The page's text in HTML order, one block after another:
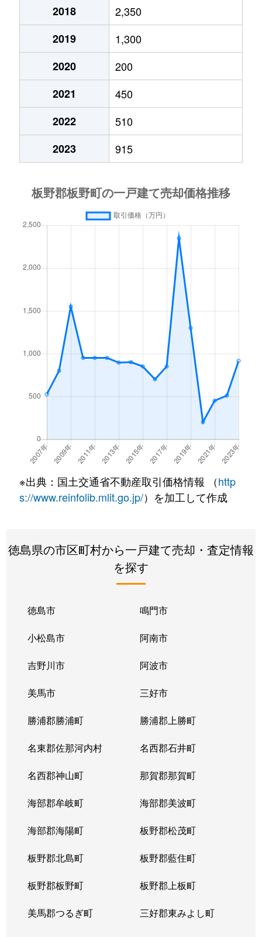
2018
2,350
2019
1,300
2020
200
2021
450
2022
510
2023
915
※出典：国土交通省不動産取引価格情報 （http
s://www.reinfolib.mlit.go.jp/）を加工して作成
徳島県の市区町村から一戸建て売却・査定情報
を探す
徳島市 鳴門市
小松島市 阿南市
吉野川市 阿波市
美馬市 三好市
勝浦郡勝浦町 勝浦郡上勝町
名東郡佐那河内村 名西郡石井町
名西郡神山町 那賀郡那賀町
海部郡牟岐町 海部郡美波町
海部郡海陽町 板野郡松茂町
板野郡北島町 板野郡藍住町
板野郡板野町 板野郡上板町
美馬郡つるぎ町 三好郡東みよし町